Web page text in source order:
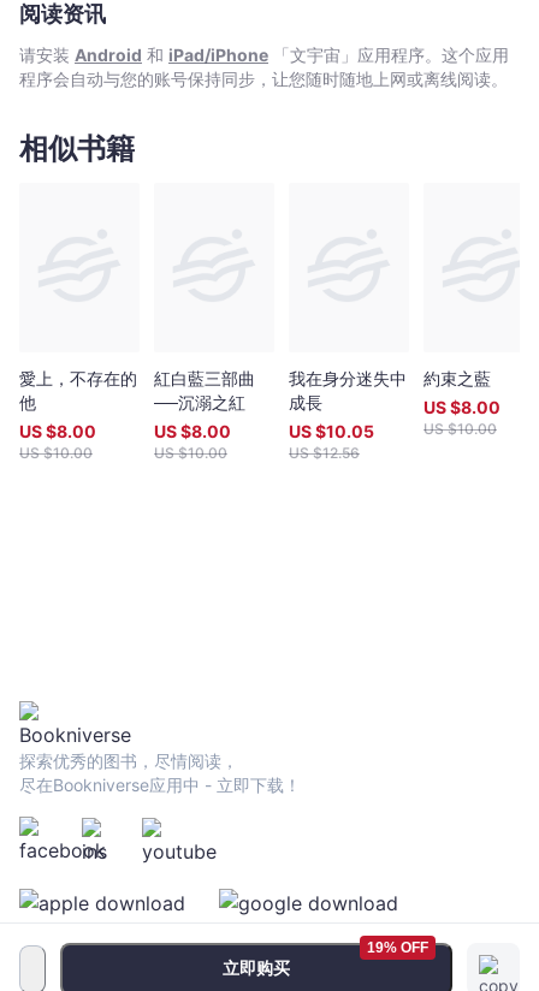
阅读资讯
请安装 Android 和 iPad/iPhone 「文宇宙」应用程序。这个应用
程序会自动与您的账号保持同步，让您随时随地上网或离线阅读。
相似书籍
愛上，不存在的
他
US $8.00
US $10.00
紅白藍三部曲
──沉溺之紅
US $8.00
US $10.00
我在身分迷失中
成長
US $10.05
US $12.56
約束之藍
US $8.00
US $10.00
立即购买
19% OFF
探索优秀的图书，尽情阅读，
尽在Bookniverse应用中 - 立即下载！